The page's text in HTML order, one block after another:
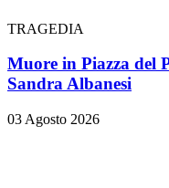
TRAGEDIA
Muore in Piazza del
Sandra Albanesi
03 Agosto 2026